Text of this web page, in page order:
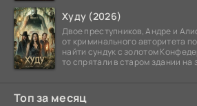
Худу (2026)
Двое преступников, Андре и
от криминального авторитета
найти сундук с золотом
то спрятали в старом здании на
Топ за месяц